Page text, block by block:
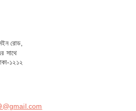
রোড,
সাথে
১২১২